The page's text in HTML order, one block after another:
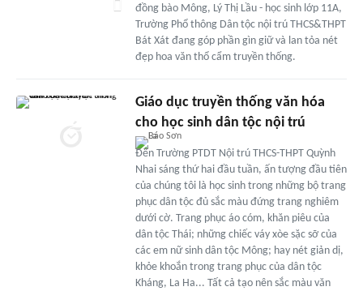
đồng bào Mông, Lý Thị Lầu - học sinh lớp 11A,
Trường Phổ thông Dân tộc nội trú THCS&THPT
Bát Xát đang góp phần gìn giữ và lan tỏa nét
đẹp hoa văn thổ cẩm truyền thống.
Giáo dục truyền thống văn hóa
cho học sinh dân tộc nội trú
Đến Trường PTDT Nội trú THCS-THPT Quỳnh
Nhai sáng thứ hai đầu tuần, ấn tượng đầu tiên
của chúng tôi là học sinh trong những bộ trang
phục dân tộc đủ sắc màu đứng trang nghiêm
dưới cờ. Trang phục áo cóm, khăn piêu của
dân tộc Thái; những chiếc váy xòe sặc sỡ của
các em nữ sinh dân tộc Mông; hay nét giản dị,
khỏe khoắn trong trang phục của dân tộc
Kháng, La Ha... Tất cả tạo nên sắc màu văn